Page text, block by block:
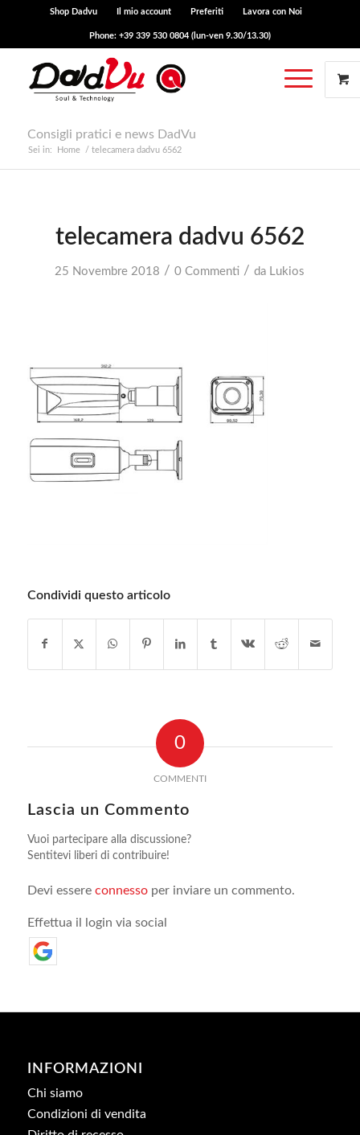
Shop Dadvu Il mio account Preferiti Lavora con Noi
Phone: +39 339 530 0804 (lun-ven 9.30/13.30)
Consigli pratici e news DadVu
Sei in: Home / telecamera dadvu 6562
telecamera dadvu 6562
25 Novembre 2018 / 0 Commenti / da Lukios
Condividi questo articolo
0
COMMENTI
Lascia un Commento
Vuoi partecipare alla discussione?
Sentitevi liberi di contribuire!
Devi essere connessoper inviare un commento.
Effettua il login via social
INFORMAZIONI
Chi siamo
Condizioni di vendita